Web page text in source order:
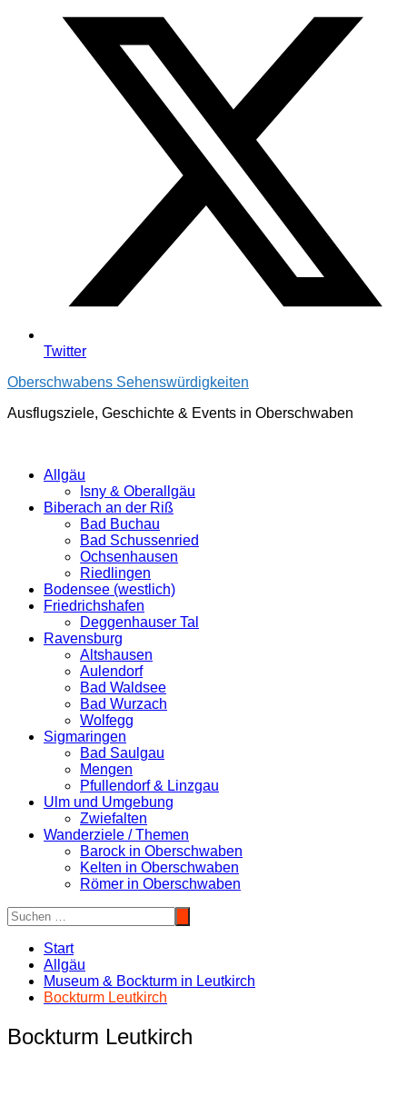
Twitter
Oberschwabens Sehenswürdigkeiten
Ausflugsziele, Geschichte & Events in Oberschwaben
Allgäu
Isny & Oberallgäu
Biberach an der Riß
Bad Buchau
Bad Schussenried
Ochsenhausen
Riedlingen
Bodensee (westlich)
Friedrichshafen
Deggenhauser Tal
Ravensburg
Altshausen
Aulendorf
Bad Waldsee
Bad Wurzach
Wolfegg
Sigmaringen
Bad Saulgau
Mengen
Pfullendorf & Linzgau
Ulm und Umgebung
Zwiefalten
Wanderziele / Themen
Barock in Oberschwaben
Kelten in Oberschwaben
Römer in Oberschwaben
Start
Allgäu
Museum & Bockturm in Leutkirch
Bockturm Leutkirch
Bockturm Leutkirch